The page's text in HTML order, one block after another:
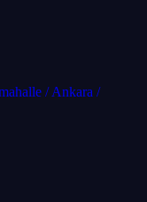
/ Ankara /